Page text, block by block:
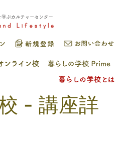
- 講座詳